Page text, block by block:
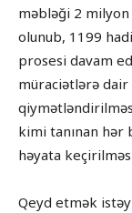
məbləği 2
olunub, 1199
prosesi davam
müraciətlərə
kimi tanınan hər
həyata
Qeyd etmək